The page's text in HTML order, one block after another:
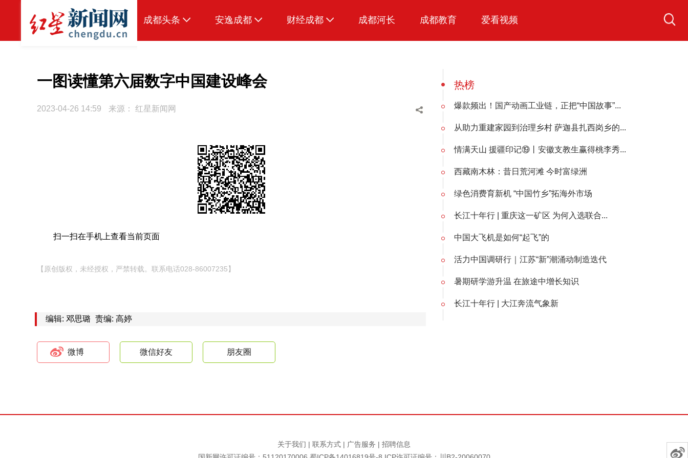
成都头条
本地
安逸成都
美食
财经成都 成都河长 成都教育 爱看视频
一图读懂第六届数字中国建设峰会
2023-04-26 14:59 来源： 红星新闻网
扫一扫在手机上查看当前页面
【原创版权，未经授权，严禁转载。联系电话028-86007235】
编辑: 邓思璐 责编: 高婷
微博 微信好友 朋友圈
热榜
爆款频出！国产动画工业链，正把“中国故事”...
从助力重建家园到治理乡村 萨迦县扎西岗乡的...
情满天山 援疆印记⑲丨安徽支教生赢得桃李秀...
西藏南木林：昔日荒河滩 今时富绿洲
绿色消费育新机 “中国竹乡”拓海外市场
长江十年行 | 重庆这一矿区 为何入选联合...
中国大飞机是如何“起飞”的
活力中国调研行｜江苏“新”潮涌动制造迭代
暑期研学游升温 在旅途中增长知识
长江十年行 | 大江奔流气象新
关于我们 | 联系方式 | 广告服务 | 招聘信息